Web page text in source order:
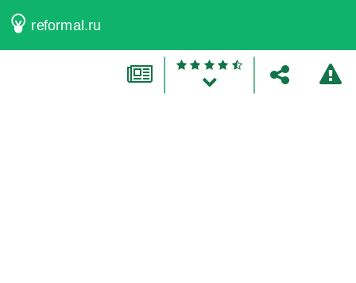
reformal.ru